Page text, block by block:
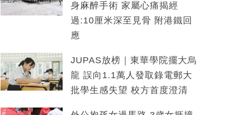
身麻醉手術 家屬心痛揭經
過:10厘米深至見骨 附港鐵回
應
JUPAS放榜｜東華學院擺大烏
龍 誤向1.1萬人發取錄電郵大
批學生感失望 校方首度澄清